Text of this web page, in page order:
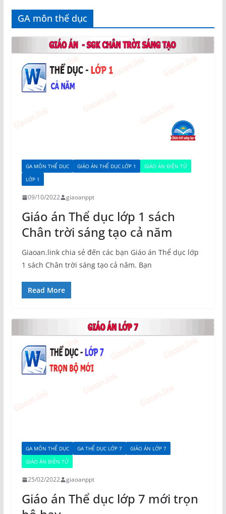
GA môn thể dục
GA MÔN THỂ DỤC GIÁO ÁN THỂ DỤC LỚP 1
GIÁO ÁN ĐIỆN TỬ
LỚP 1
09/10/2022 giaoanppt
Giáo án Thể dục lớp 1 sách
Chân trời sáng tạo cả năm
Giaoan.link chia sẻ đến các bạn Giáo án Thể dục lớp
1 sách Chân trời sáng tạo cả năm. Bạn
Read More
GA MÔN THỂ DỤC GA THỂ DỤC LỚP 7
GIÁO ÁN LỚP 7
GIÁO ÁN ĐIỆN TỬ
25/02/2022 giaoanppt
Giáo án Thể dục lớp 7 mới trọn